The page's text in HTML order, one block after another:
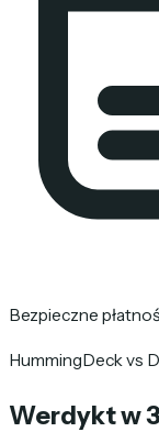
Bezpieczne
HummingDeck vs
Werdykt w